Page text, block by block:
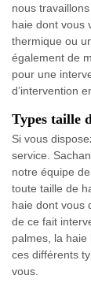
nous
haie dont vous
thermique ou
également de
pour une
d’intervention
Types taille
Si vous
service.
notre équipe
toute taille de
haie dont vous
de ce fait
palmes, la
ces différents
vous.